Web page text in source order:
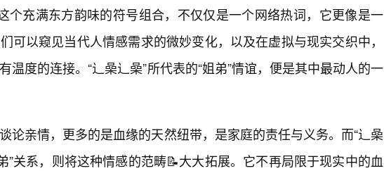
个充满东方韵味的符号组合，不仅仅是一个网络热词，它更像是一
可以窥见当代人情感需求的微妙变化，以及在虚拟与现实交织中，
温度的连接。“辶喿辶喿”所代表的“姐弟”情谊，便是其中最动人的一
论亲情，更多的是血缘的天然纽带，是家庭的责任与义务。而“辶喿
”关系，则将这种情感的范畴📝大大拓展。它不再局限于现实中的血